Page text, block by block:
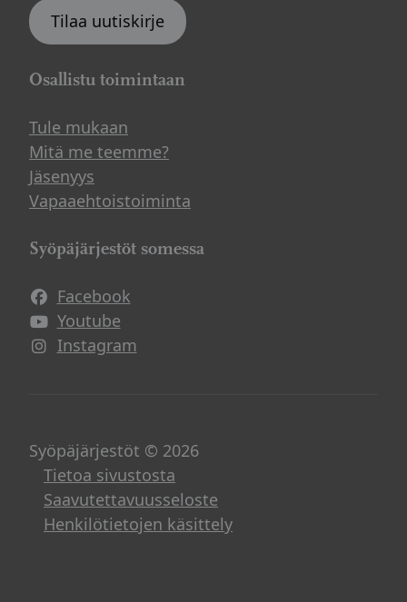
Tilaa uutiskirje
Osallistu toimintaan
Tule mukaan
Mitä me teemme?
Jäsenyys
Vapaaehtoistoiminta
Syöpäjärjestöt somessa
Facebook
Avautuu uuteen ikkunaan
Youtube
Avautuu uuteen ikkunaan
Instagram
Avautuu uuteen ikkunaan
Syöpäjärjestöt © 2026
Tietoa sivustosta
Saavutettavuusseloste
Henkilötietojen käsittely